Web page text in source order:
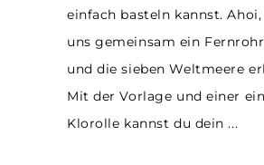
einfach basteln kannst. Ahoi,
uns gemeinsam ein
und die sieben Weltmeere
Mit der Vorlage und einer
Klorolle kannst du dein